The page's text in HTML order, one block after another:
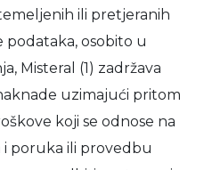
ili pretjeranih
osobito u
Misteral (1) zadržava
uzimajući pritom
koji se odnose na
i poruka ili provedbu